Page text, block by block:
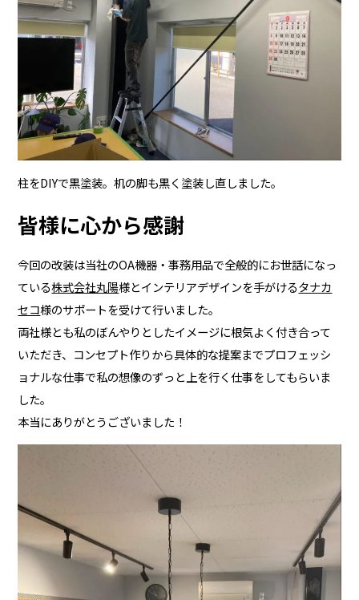
柱をDIYで黒塗装。机の脚も黒く塗装し直しました。
皆様に心から感謝
今回の改装は当社のOA機器・事務用品で全般的にお世話になっ
ている株式会社丸陽様とインテリアデザインを手がけるタナカ
セコ様のサポートを受けて行いました。
両社様とも私のぼんやりとしたイメージに根気よく付き合って
いただき、コンセプト作りから具体的な提案までプロフェッシ
ョナルな仕事で私の想像のずっと上を行く仕事をしてもらいま
した。
本当にありがとうございました！